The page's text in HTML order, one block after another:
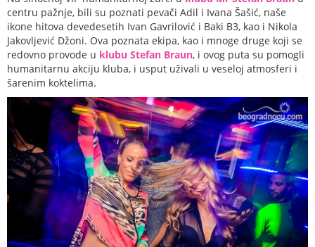
centru pažnje, bili su poznati pevači Adil i Ivana Šašić, naše
ikone hitova devedesetih Ivan Gavrilović i Baki B3, kao i Nikola
Jakovljević Džoni. Ova poznata ekipa, kao i mnoge druge koji se
redovno provode u klubu Stefan Braun, i ovog puta su pomogli
humanitarnu akciju kluba, i usput uživali u veseloj atmosferi i
šarenim koktelima.